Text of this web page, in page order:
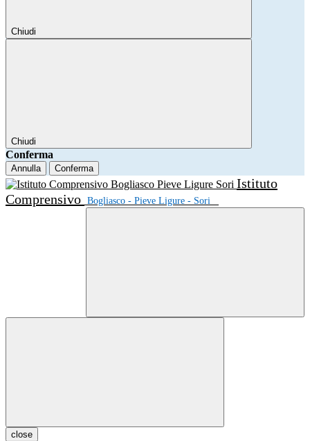
Chiudi
Chiudi
Conferma
Annulla Conferma
Istituto
Comprensivo Bogliasco - Pieve Ligure - Sori
close